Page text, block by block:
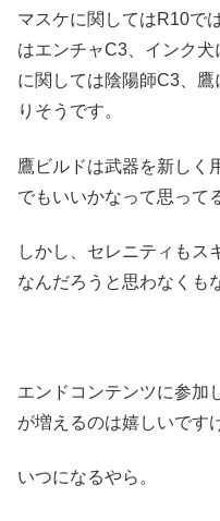
マスケに関してはR10で
はエンチャC3、インク
に関しては陰陽師C3、
りそうです。
鷹ビルドは武器を新しく
でもいいかなって思って
しかし、セレニティもス
なんだろうと思わなくも
エンドコンテンツに参加
が増えるのは嬉しいです
いつになるやら。